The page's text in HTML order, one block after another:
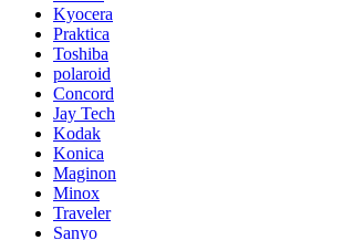
Kyocera
Praktica
Toshiba
polaroid
Concord
Jay Tech
Kodak
Konica
Maginon
Minox
Traveler
Sanyo